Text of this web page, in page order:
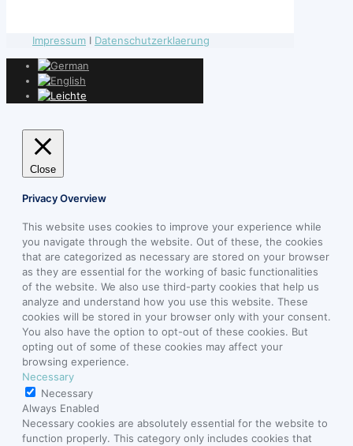
Impressum I Datenschutzerklaerung
Close
Privacy Overview
This website uses cookies to improve your experience while
you navigate through the website. Out of these, the cookies
that are categorized as necessary are stored on your browser
as they are essential for the working of basic functionalities
of the website. We also use third-party cookies that help us
analyze and understand how you use this website. These
cookies will be stored in your browser only with your consent.
You also have the option to opt-out of these cookies. But
opting out of some of these cookies may affect your
browsing experience.
Necessary
Necessary
Always Enabled
Necessary cookies are absolutely essential for the website to
function properly. This category only includes cookies that